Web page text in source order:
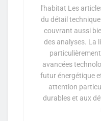
l'habitat Les
du détail
couvrant aussi
des analyses. La
avancées
futur énergétique
attention
durables et aux